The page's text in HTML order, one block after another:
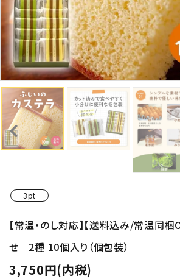
3pt
【常温・のし対応】【送料込み/常温同
せ 2種 10個入り（個包装）
3,750円(内税)